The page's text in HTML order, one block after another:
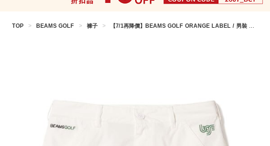
TOP > BEAMS GOLF > 褲子 > 【7/1再降價】BEAMS GOLF ORANGE LABEL / 男裝 US系列 防潑水彈性短褲